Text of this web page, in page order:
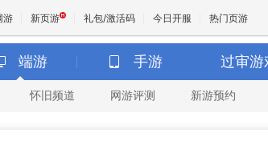
游 新页游 礼包/激活码 今日开服 热门页游
魔兽
端游 手游 过审游
怀旧频道 网游评测 新游预约